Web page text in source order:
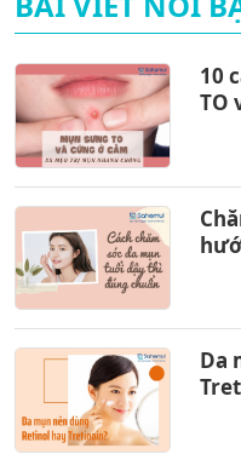
10
TO
Da